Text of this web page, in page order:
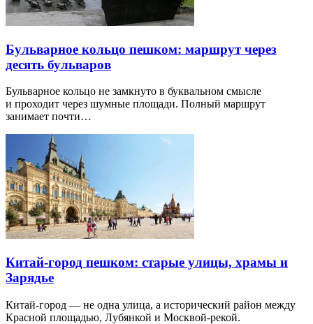
Бульварное кольцо пешком: маршрут через
десять бульваров
Бульварное кольцо не замкнуто в буквальном смысле
и проходит через шумные площади. Полный маршрут
занимает почти…
Китай-город пешком: старые улицы, храмы и
Зарядье
Китай-город — не одна улица, а исторический район между
Красной площадью, Лубянкой и Москвой-рекой.